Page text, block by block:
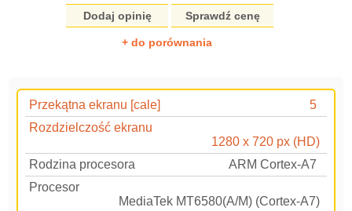
Dodaj opinię Sprawdź cenę
+ do porównania
Przekątna ekranu [cale]
5
Rozdzielczość ekranu
1280 x 720 px (HD)
Rodzina procesora
ARM Cortex-A7
Procesor
MediaTek MT6580(A/M) (Cortex-A7)